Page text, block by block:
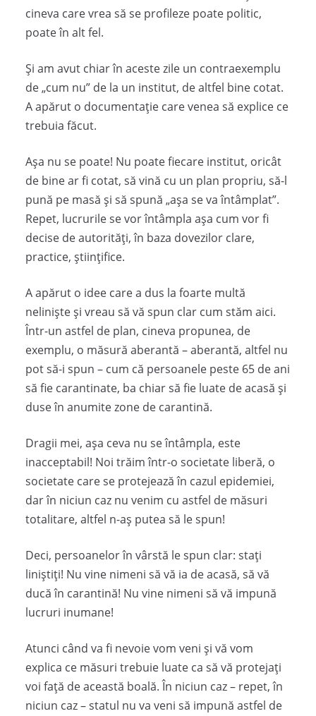
cineva care vrea să se profileze poate politic,
poate în alt fel.
Și am avut chiar în aceste zile un contraexemplu
de „cum nu” de la un institut, de altfel bine cotat.
A apărut o documentație care venea să explice ce
trebuia făcut.
Așa nu se poate! Nu poate fiecare institut, oricât
de bine ar fi cotat, să vină cu un plan propriu, să-l
pună pe masă și să spună „așa se va întâmplat”.
Repet, lucrurile se vor întâmpla așa cum vor fi
decise de autorități, în baza dovezilor clare,
practice, științifice.
A apărut o idee care a dus la foarte multă
neliniște și vreau să vă spun clar cum stăm aici.
Într-un astfel de plan, cineva propunea, de
exemplu, o măsură aberantă – aberantă, altfel nu
pot să-i spun – cum că persoanele peste 65 de ani
să fie carantinate, ba chiar să fie luate de acasă și
duse în anumite zone de carantină.
Dragii mei, așa ceva nu se întâmpla, este
inacceptabil! Noi trăim într-o societate liberă, o
societate care se protejează în cazul epidemiei,
dar în niciun caz nu venim cu astfel de măsuri
totalitare, altfel n-aș putea să le spun!
Deci, persoanelor în vârstă le spun clar: stați
liniștiți! Nu vine nimeni să vă ia de acasă, să vă
ducă în carantină! Nu vine nimeni să vă impună
lucruri inumane!
Atunci când va fi nevoie vom veni și vă vom
explica ce măsuri trebuie luate ca să vă protejați
voi față de această boală. În niciun caz – repet, în
niciun caz – statul nu va veni să impună astfel de